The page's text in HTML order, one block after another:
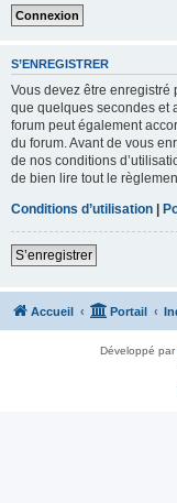
S’ENREGISTRER
Vous devez être enregistré
que quelques secondes et
forum peut également
du forum. Avant de vous
de nos conditions
de bien lire tout le
Conditions d’utilisation |
S’enregistrer
Accueil Portail
Développé par